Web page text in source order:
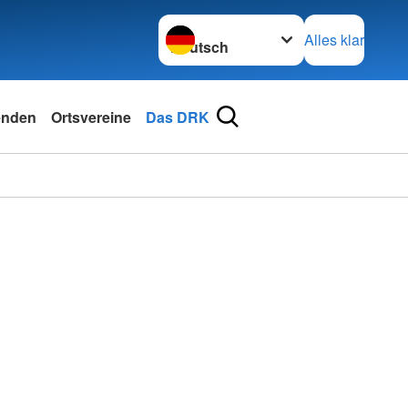
Sprache wechseln zu
Alles klar
Ortsvereine Das DRK